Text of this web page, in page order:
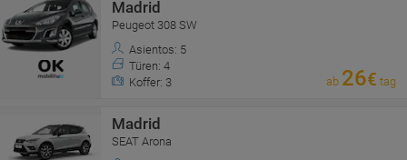
Madrid
Peugeot 308 SW
Asientos: 5
Türen: 4
Koffer: 3
ab 26€ tag
Madrid
SEAT Arona